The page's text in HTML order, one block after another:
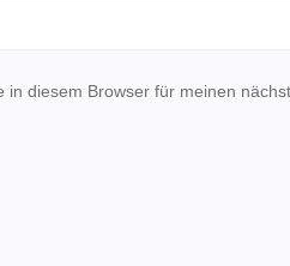
diesem Browser für meinen